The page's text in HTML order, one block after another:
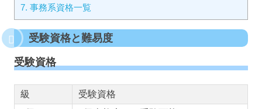
7. 事務系資格一覧
受験資格と難易度
受験資格
級
受験資格